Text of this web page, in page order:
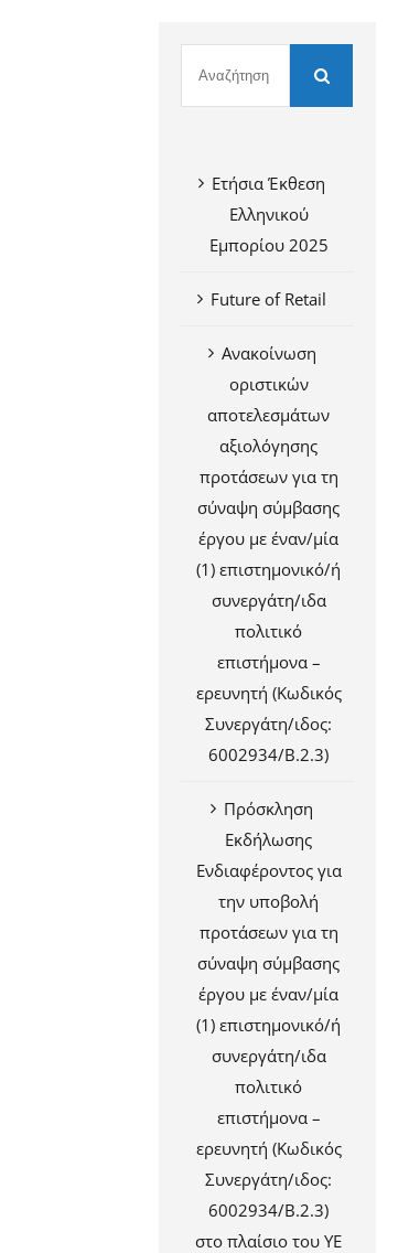
Ετήσια Έκθεση
Ελληνικού
Εμπορίου 2025
Future of Retail
Ανακοίνωση
οριστικών
αποτελεσμάτων
αξιολόγησης
προτάσεων για τη
σύναψη σύμβασης
έργου με έναν/μία
(1) επιστημονικό/ή
συνεργάτη/ιδα
πολιτικό
επιστήμονα –
ερευνητή (Κωδικός
Συνεργάτη/ιδος:
6002934/Β.2.3)
Πρόσκληση
Εκδήλωσης
Ενδιαφέροντος για
την υποβολή
προτάσεων για τη
σύναψη σύμβασης
έργου με έναν/μία
(1) επιστημονικό/ή
συνεργάτη/ιδα
πολιτικό
επιστήμονα –
ερευνητή (Κωδικός
Συνεργάτη/ιδος:
6002934/Β.2.3)
στο πλαίσιο του ΥΕ